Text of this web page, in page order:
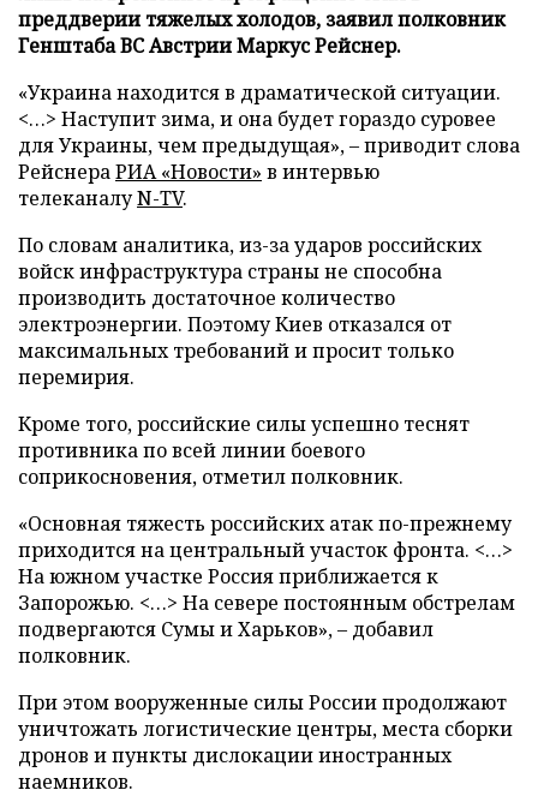
преддверии тяжелых холодов, заявил полковник
Генштаба ВС Австрии Маркус Рейснер.
«Украина находится в драматической ситуации.
<…> Наступит зима, и она будет гораздо суровее
для Украины, чем предыдущая», – приводит слова
РейснераРИА «Новости» в интервью
телеканалуN-TV.
По словам аналитика, из-за ударов российских
войск инфраструктура страны не способна
производить достаточное количество
электроэнергии. Поэтому Киев отказался от
максимальных требований и просит только
перемирия.
Кроме того, российские силы успешно теснят
противника по всей линии боевого
соприкосновения, отметил полковник.
«Основная тяжесть российских атак по-прежнему
приходится на центральный участок фронта. <…>
На южном участке Россия приближается к
Запорожью. <…> На севере постоянным обстрелам
подвергаются Сумы и Харьков», – добавил
полковник.
При этом вооруженные силы России продолжают
уничтожать логистические центры, места сборки
дронов и пункты дислокации иностранных
наемников.